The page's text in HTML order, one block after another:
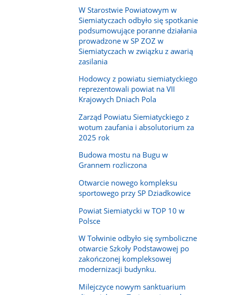
W Starostwie Powiatowym w
Siemiatyczach odbyło się spotkanie
podsumowujące poranne działania
prowadzone w SP ZOZ w
Siemiatyczach w związku z awarią
zasilania
Hodowcy z powiatu siemiatyckiego
reprezentowali powiat na VII
Krajowych Dniach Pola
Zarząd Powiatu Siemiatyckiego z
wotum zaufania i absolutorium za
2025 rok
Budowa mostu na Bugu w
Grannem rozliczona
Otwarcie nowego kompleksu
sportowego przy SP Dziadkowice
Powiat Siemiatycki w TOP 10 w
Polsce
W Tołwinie odbyło się symboliczne
otwarcie Szkoły Podstawowej po
zakończonej kompleksowej
modernizacji budynku.
Milejczyce nowym sanktuarium